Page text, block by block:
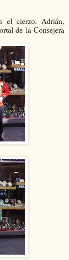
el cierzo. Adrián,
de la Consejera